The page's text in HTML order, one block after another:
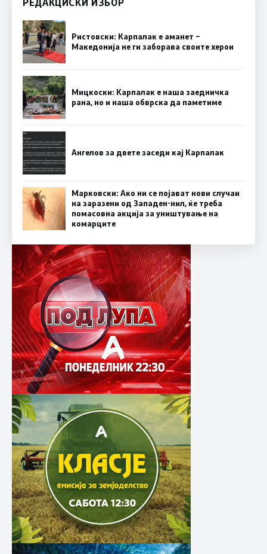
Ристовски: Карпалак е аманет –
Македонија не ги заборава своите херои
Мицкоски: Карпалак е наша заедничка
рана, но и наша обврска да паметиме
Ангелов за двете заседи кај Карпалак
Марковски: Ако ни се појават нови случаи
на заразени од Западен-нил, ќе треба
помасовна акција за уништување на
комарците